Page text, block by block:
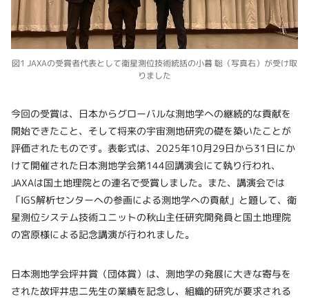
図1 JAXAの受賞者代表として衛星測位技術統括の小暮 聡（写真右）が受け取
りました
今回の受賞は、日本からグローバルな測地学への継続的な貢献を
開始できたこと、そして将来の宇宙測地研究の礎を築いたことが
評価されたものです。表彰式は、2025年10月29日から31日にか
けて開催された日本測地学会第144回講演会にて執り行われ、
JAXAは国土地理院との連名で受賞しました。また、講演会では
「IGS解析センターへの参画による測地学への貢献」と題して、衛
星測位システム技術ユニットの秋山主任研究開発員と国土地理院
の宮原様による記念講演が行われました。
日本測地学会坪井賞（団体賞）は、測地学の発展に大きな寄与を
された故坪井忠二先生の業績を記念し、組織的研究が要求される